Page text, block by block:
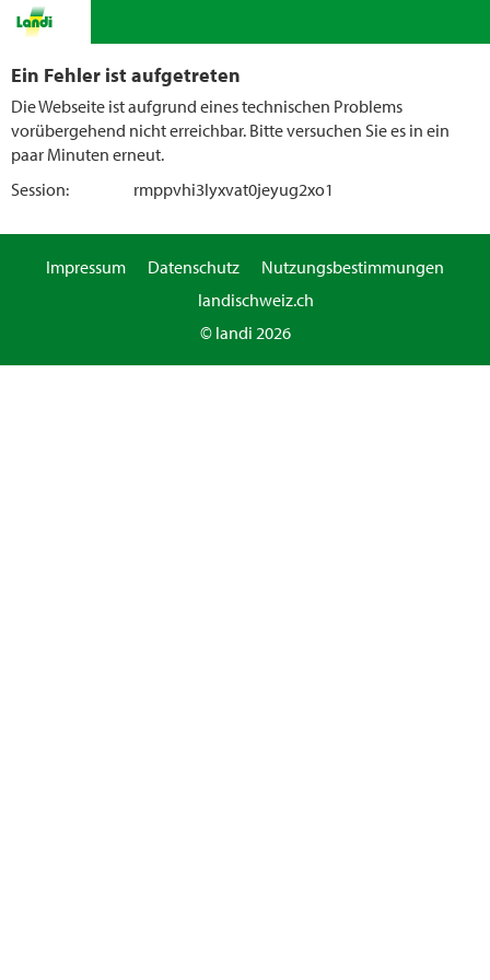
Ein Fehler ist aufgetreten
Die Webseite ist aufgrund eines technischen Problems
vorübergehend nicht erreichbar. Bitte versuchen Sie es in ein
paar Minuten erneut.
Session:
rmppvhi3lyxvat0jeyug2xo1
Impressum Datenschutz
Nutzungsbestimmungen
landischweiz.ch
© landi 2026